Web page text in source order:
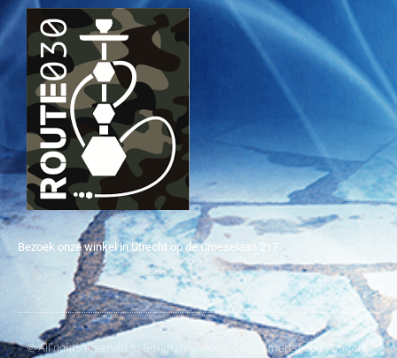
Bezoek onze winkel in Utrecht op de Croeselaan 217
© All rights reserved to Smartshop Route 030 - Smartshop in Utrecht